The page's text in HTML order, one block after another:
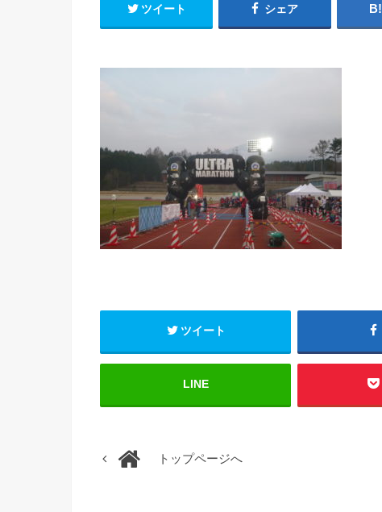
ツイート シェア
ツイート
LINE
トップページへ